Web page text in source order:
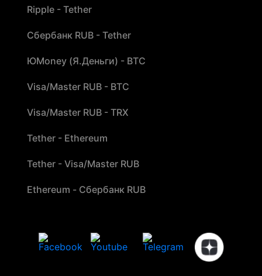
Ripple - Tether
Сбербанк RUB - Tether
ЮMoney (Я.Деньги) - BTC
Visa/Master RUB - BTC
Visa/Master RUB - TRX
Tether - Ethereum
Tether - Visa/Master RUB
Ethereum - Сбербанк RUB